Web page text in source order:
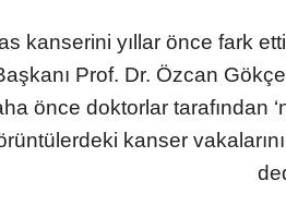
kanserini yıllar önce fark
Prof. Dr. Özcan
önce doktorlar tarafından
kanser